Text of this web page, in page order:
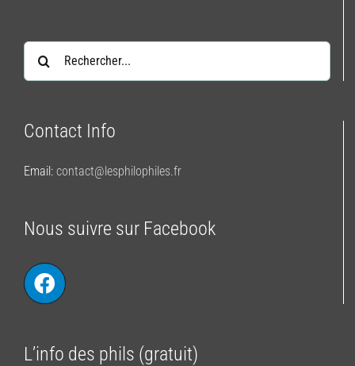
Rechercher:
Contact Info
Email: contact@lesphilophiles.fr
Nous suivre sur Facebook
L’info des phils (gratuit)